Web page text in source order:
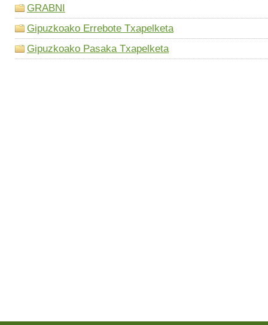
GRABNI
Gipuzkoako Errebote Txapelketa
Gipuzkoako Pasaka Txapelketa